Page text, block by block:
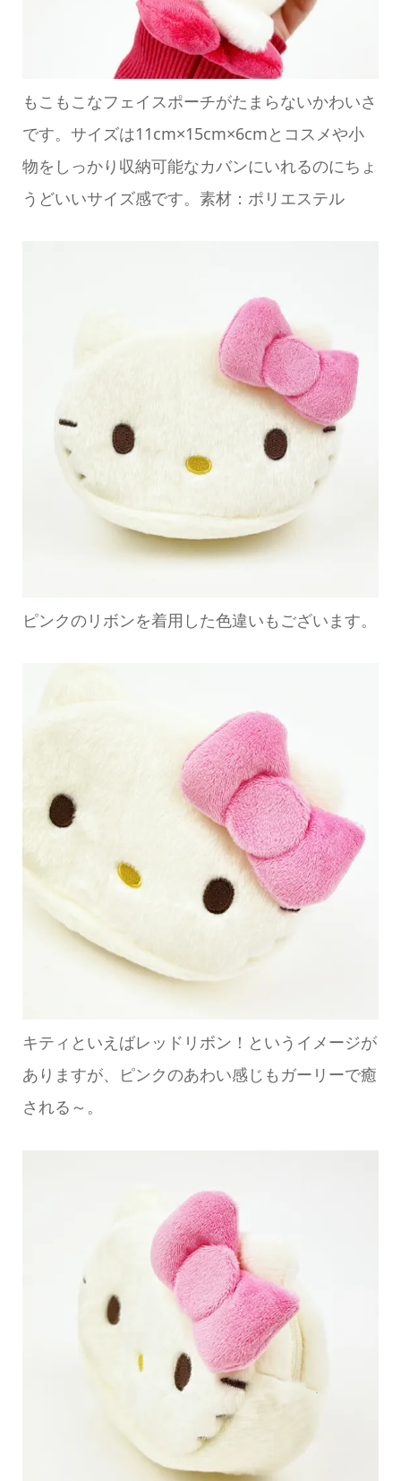
もこもこなフェイスポーチがたまらないかわいさ
です。サイズは11cm×15cm×6cmとコスメや小
物をしっかり収納可能なカバンにいれるのにちょ
うどいいサイズ感です。素材：ポリエステル
ピンクのリボンを着用した色違いもございます。
キティといえばレッドリボン！というイメージが
ありますが、ピンクのあわい感じもガーリーで癒
される～。